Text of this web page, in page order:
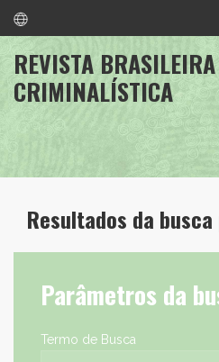
REVISTA
CRIMINALÍSTICA
Resultados da
Parâmetros da
Termo de Busca